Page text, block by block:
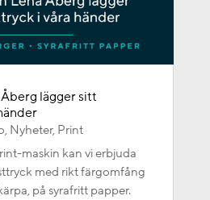
lägger sitt
, Nyheter, Print
maskin kan vi erbjuda
med rikt färgomfång
på syrafritt papper.